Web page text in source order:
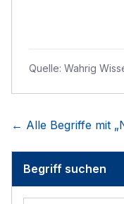
Quelle: Wahrig
← Alle Begriffe mit „
Begriff suchen